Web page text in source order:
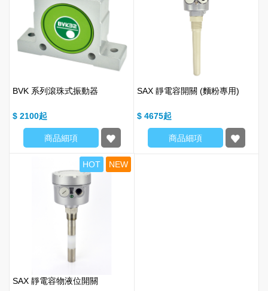
BVK 系列滾珠式振動器
$ 2100
商品細項
SAX 靜電容開關 (麵粉專用)
$ 4675
商品細項
HOT NEW
SAX 靜電容物液位開關